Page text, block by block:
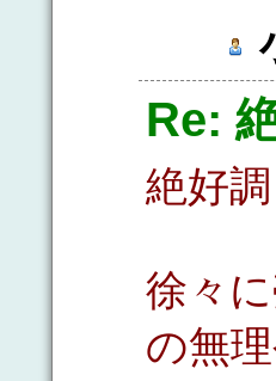
Re:
絶好
徐々
の無理